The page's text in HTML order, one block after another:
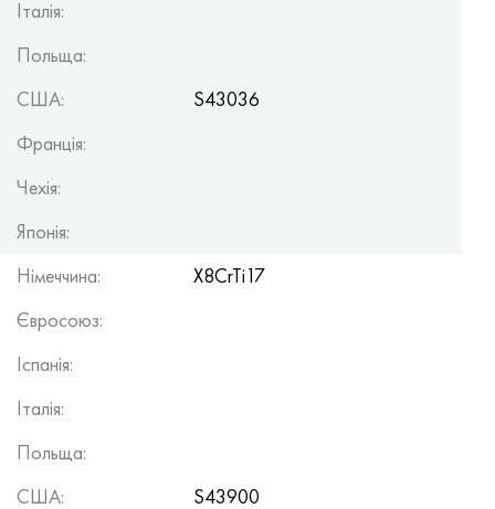
Італія:
Польща:
США:
S43036
Франція:
Чехія:
Японія:
Німеччина:
X8CrTi17
Євросоюз:
Іспанія:
Італія:
Польща:
США:
S43900